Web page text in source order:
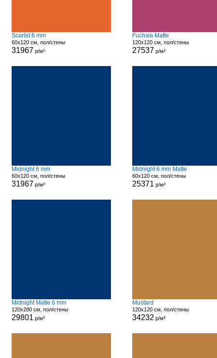
Scarlet 6 mm
60x120 см, пол/стены
31967 р/м²
Fuchsia Matte
120x120 см, пол/стены
27537 р/м²
Midnight 6 mm
60x120 см, пол/стены
31967 р/м²
Midnight 6 mm Matte
60x120 см, пол/стены
25371 р/м²
Midnight Matte 6 mm
120x280 см, пол/стены
29801 р/м²
Mustard
120x120 см, пол/стены
34232 р/м²